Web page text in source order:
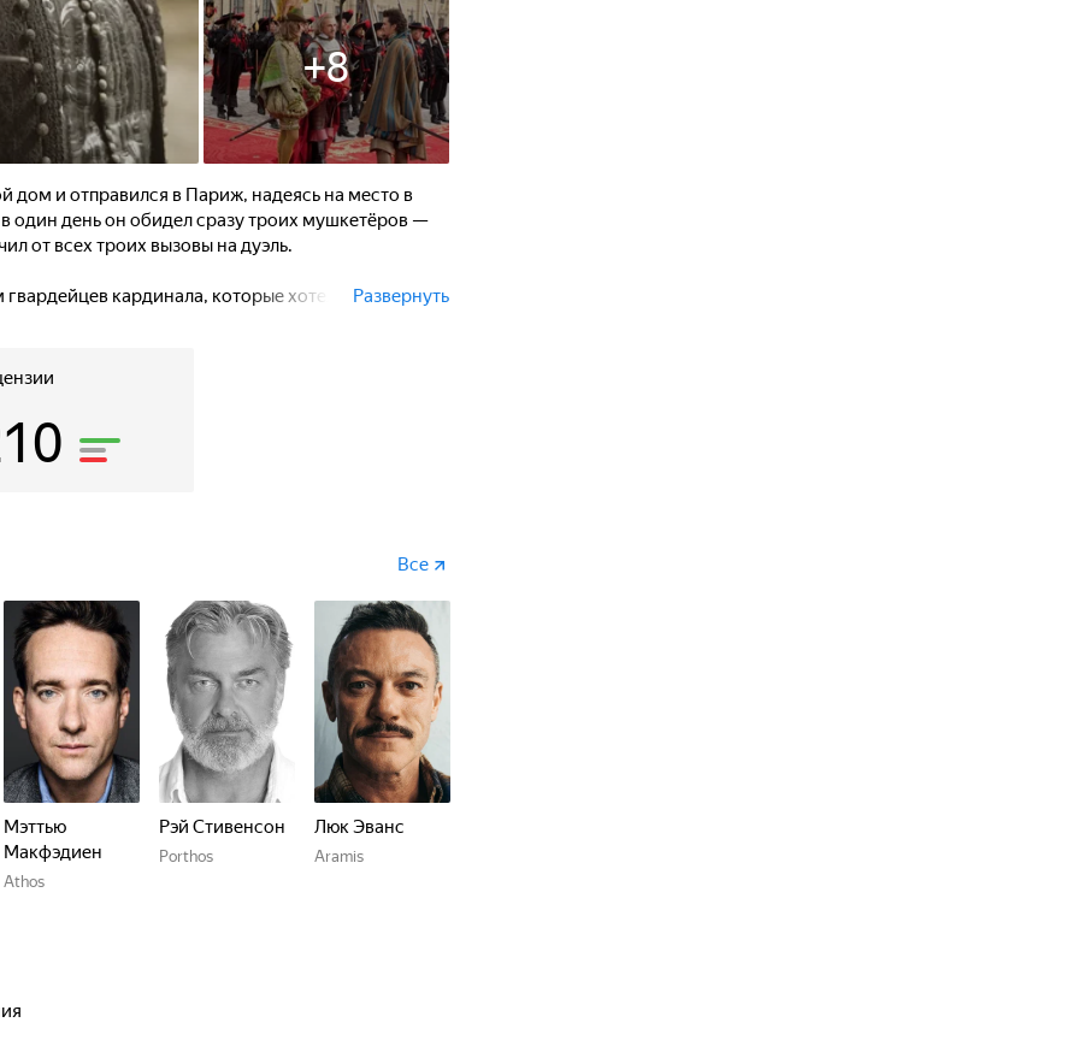
+8
дом и отправился в Париж, надеясь на место в
один день он обидел сразу троих мушкетёров —
от всех троих вызовы на дуэль.
кардинала, которые хотели арестовать
с герцогом Бэкингемом и предательницей
Развернуть
Все
Мэттью
Макфэдиен
Athos
Рэй Стивенсон
Porthos
Люк Эванс
Aramis